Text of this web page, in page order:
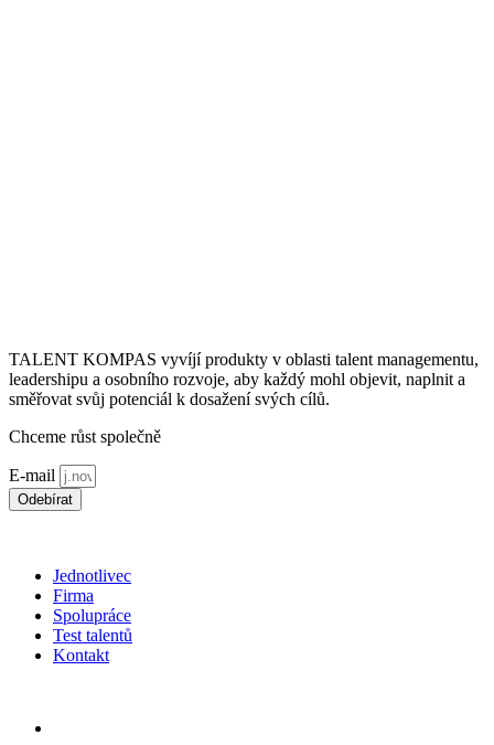
TALENT KOMPAS vyvíjí produkty v oblasti talent managementu,
leadershipu a osobního rozvoje, aby každý mohl objevit, naplnit a
směřovat svůj potenciál k dosažení svých cílů.
Chceme růst společně
E-mail
Odebírat
Jednotlivec
Firma
Spolupráce
Test talentů
Kontakt